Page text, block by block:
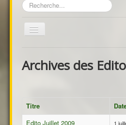
Rechercher
Basculer
la
Actualités
Discographie
Fan-Club
Archives des
Titre
Edito Juillet 2009
1